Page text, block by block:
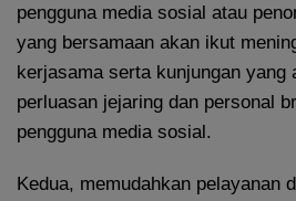
pengguna media sosial atau
yang bersamaan akan ikut
kerjasama serta kunjungan yang
perluasan jejaring dan personal
pengguna media sosial.
Kedua, memudahkan pelayanan